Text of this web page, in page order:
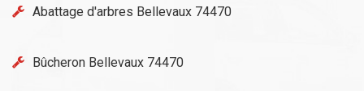
Abattage d'arbres Bellevaux 74470
Bûcheron Bellevaux 74470